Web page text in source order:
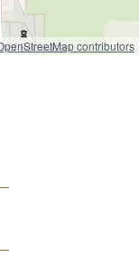
contributors